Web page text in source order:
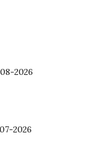
2026
2026